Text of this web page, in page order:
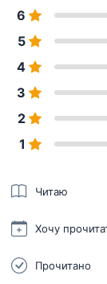
6
5
4
3
2
1
Читаю
Хочу
Прочитано